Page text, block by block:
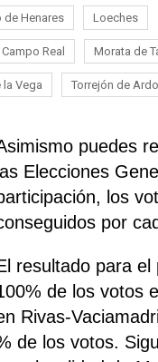
de Henares Loeches
Campo Real Morata de
la Vega Torrejón de
puedes
Elecciones
los
por
resultado para el
de los votos
Rivas-
de los votos.